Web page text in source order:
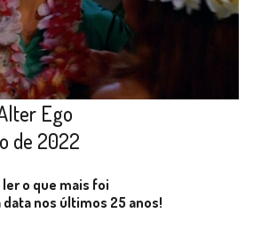
Ego
de 2022
o que mais foi
nos últimos 25 anos!